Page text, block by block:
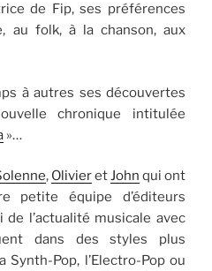
de Fip, ses préférences
au folk, à la chanson, aux
à autres ses découvertes
chronique intitulée
»…
, OlivieretJohn qui ont
petite équipe d’éditeurs
l’actualité musicale avec
dans des styles plus
Pop, l’Electro-Pop ou